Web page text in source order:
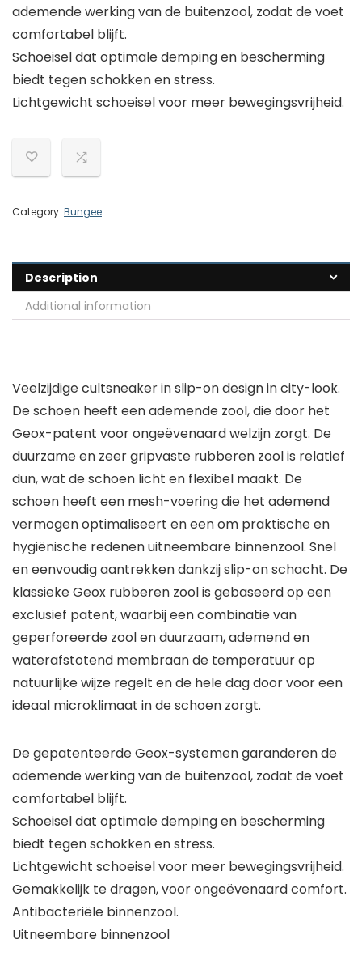
ademende werking van de buitenzool, zodat de voet
comfortabel blijft.
Schoeisel dat optimale demping en bescherming
biedt tegen schokken en stress.
Lichtgewicht schoeisel voor meer bewegingsvrijheid.
Category: Bungee
Description
Additional information
Veelzijdige cultsneaker in slip-on design in city-look.
De schoen heeft een ademende zool, die door het
Geox-patent voor ongeëvenaard welzijn zorgt. De
duurzame en zeer gripvaste rubberen zool is relatief
dun, wat de schoen licht en flexibel maakt. De
schoen heeft een mesh-voering die het ademend
vermogen optimaliseert en een om praktische en
hygiënische redenen uitneembare binnenzool. Snel
en eenvoudig aantrekken dankzij slip-on schacht. De
klassieke Geox rubberen zool is gebaseerd op een
exclusief patent, waarbij een combinatie van
geperforeerde zool en duurzaam, ademend en
waterafstotend membraan de temperatuur op
natuurlijke wijze regelt en de hele dag door voor een
ideaal microklimaat in de schoen zorgt.
De gepatenteerde Geox-systemen garanderen de
ademende werking van de buitenzool, zodat de voet
comfortabel blijft.
Schoeisel dat optimale demping en bescherming
biedt tegen schokken en stress.
Lichtgewicht schoeisel voor meer bewegingsvrijheid.
Gemakkelijk te dragen, voor ongeëvenaard comfort.
Antibacteriële binnenzool.
Uitneembare binnenzool